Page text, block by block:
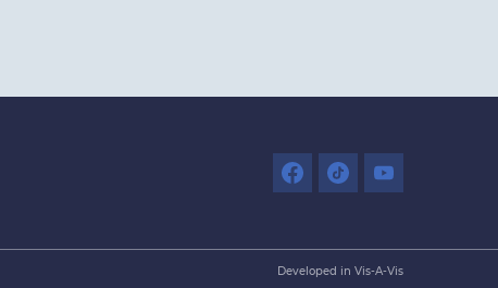
Developed in Vis-A-Vis